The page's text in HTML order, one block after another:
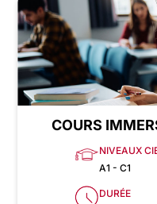
COURS
NIVEAUX
A1 - C1
DURÉE